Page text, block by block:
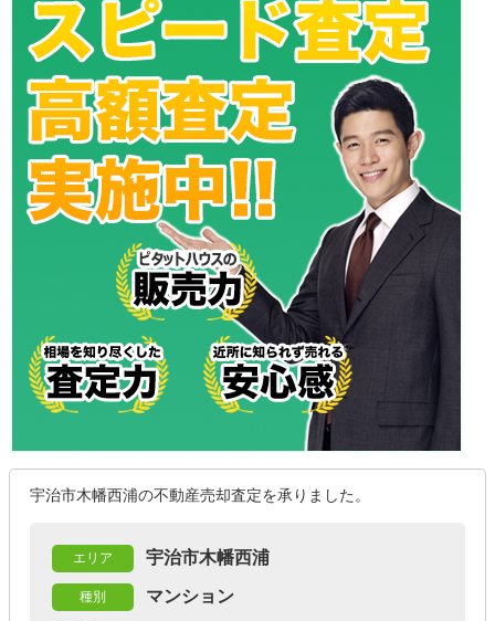
宇治市木幡西浦の不動産売却査定を承りました。
エリア 宇治市木幡西浦
種別 マンション